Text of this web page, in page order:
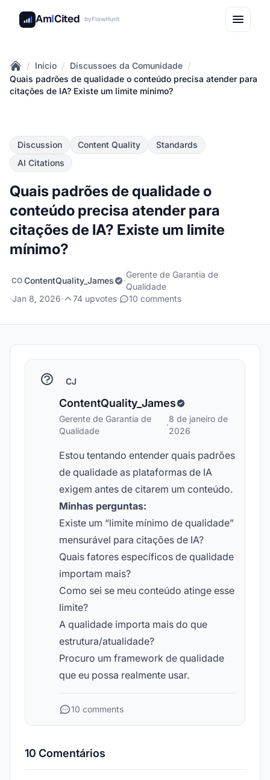
AmICited byFlowHunt
Home
/ Início / Discussoes da Comunidade /
Quais padrões de qualidade o conteúdo precisa atender para
citações de IA? Existe um limite mínimo?
Discussion Content Quality
Standards
AI Citations
Quais padrões de qualidade o
conteúdo precisa atender para
citações de IA? Existe um limite
mínimo?
CO ContentQuality_James ·
Gerente de Garantia de
Qualidade
·Jan 8, 2026· 74 upvotes· 10 comments
CJ
ContentQuality_James
Gerente de Garantia de
Qualidade
·
8 de janeiro de
2026
Estou tentando entender quais padrões
de qualidade as plataformas de IA
exigem antes de citarem um conteúdo.
Minhas perguntas:
Existe um “limite mínimo de qualidade”
mensurável para citações de IA?
Quais fatores específicos de qualidade
importam mais?
Como sei se meu conteúdo atinge esse
limite?
A qualidade importa mais do que
estrutura/atualidade?
Procuro um framework de qualidade
que eu possa realmente usar.
10 comments
10 Comentários